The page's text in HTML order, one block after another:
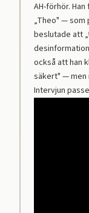
AH-förhör.
„Theo" — som
beslutade att
också att han
säkert" — men
Intervjun